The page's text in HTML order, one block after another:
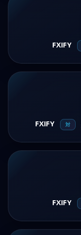
FXIFY
FXIFY 対
FXIFY